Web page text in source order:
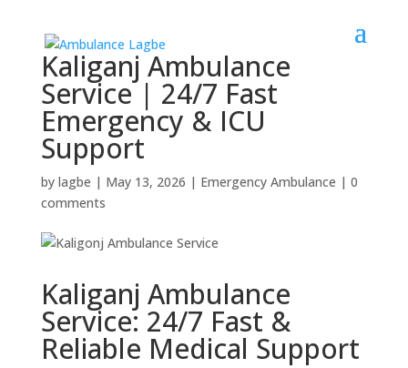
Kaliganj Ambulance
Service | 24/7 Fast
Emergency & ICU
Support
by lagbe | May 13, 2026 | Emergency Ambulance | 0
comments
Kaliganj Ambulance
Service: 24/7 Fast &
Reliable Medical Support